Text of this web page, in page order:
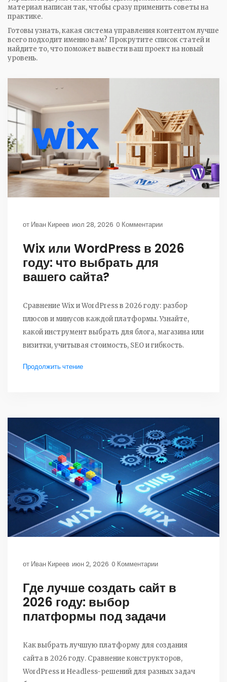
материал написан так, чтобы сразу применить советы на
практике.
Готовы узнать, какая система управления контентом лучше
всего подходит именно вам? Прокрутите список статей и
найдите то, что поможет вывести ваш проект на новый
уровень.
от Иван Киреев июл 28, 2026 0 Комментарии
Wix или WordPress в 2026
году: что выбрать для
вашего сайта?
Сравнение Wix и WordPress в 2026 году: разбор
плюсов и минусов каждой платформы. Узнайте,
какой инструмент выбрать для блога, магазина или
визитки, учитывая стоимость, SEO и гибкость.
Продолжить чтение
от Иван Киреев июн 2, 2026 0 Комментарии
Где лучше создать сайт в
2026 году: выбор
платформы под задачи
Как выбрать лучшую платформу для создания
сайта в 2026 году. Сравнение конструкторов,
WordPress и Headless-решений для разных задач